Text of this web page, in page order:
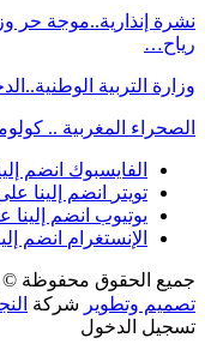
نشرة إنذارية..موجة حر
رياح…
وزارة التربية
الصحراء المغربية ..
الفايسبوك انضم
تويتر
انضم إلينا
يوتيوب انضم إلينا
الإنستغرام انضم
جميع الحقوق محفوظة © 2019
تصميم وتطوير شركة
تسجيل الدخول